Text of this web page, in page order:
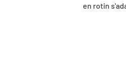
en rotin